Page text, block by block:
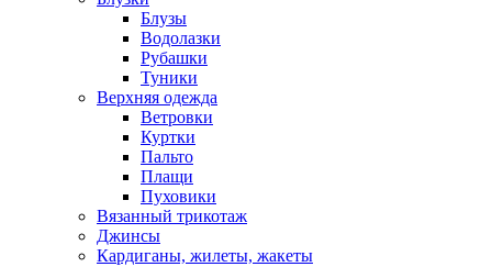
Блузы
Водолазки
Рубашки
Туники
Верхняя одежда
Ветровки
Куртки
Пальто
Плащи
Пуховики
Вязанный трикотаж
Джинсы
Кардиганы, жилеты, жакеты